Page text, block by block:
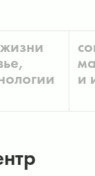
и